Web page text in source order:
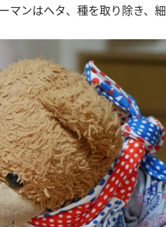
マンはヘタ、種を取り除き、細